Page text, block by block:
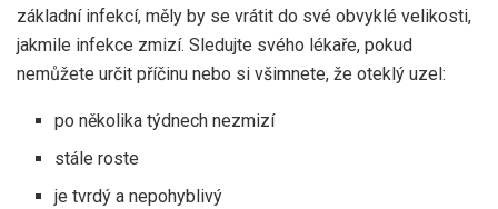
základní infekcí, měly by se vrátit do své obvyklé velikosti,
jakmile infekce zmizí. Sledujte svého lékaře, pokud
nemůžete určit příčinu nebo si všimnete, že oteklý uzel:
po několika týdnech nezmizí
stále roste
je tvrdý a nepohyblivý